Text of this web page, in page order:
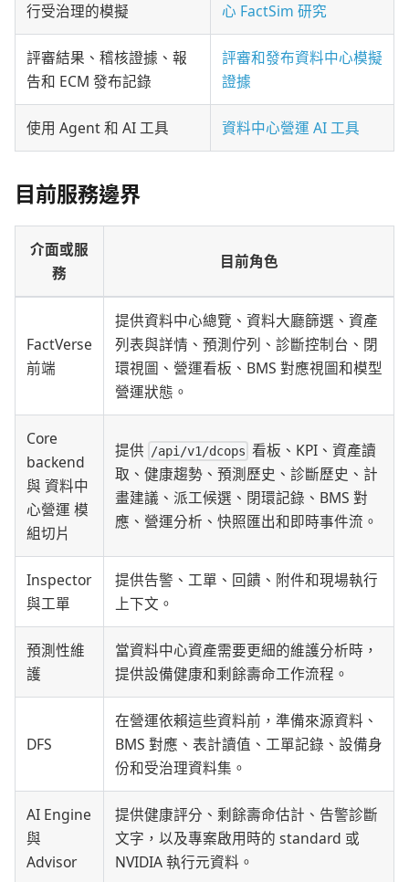
行受治理的模擬
心 FactSim 研究
評審結果、稽核證據、報
告和 ECM 發布記錄
評審和發布資料中心模擬
證據
使用 Agent 和 AI 工具 資料中心營運 AI 工具
目前服務邊界
介面或服
務
目前角色
FactVerse
前端
提供資料中心總覽、資料大廳篩選、資產
列表與詳情、預測佇列、診斷控制台、閉
環視圖、營運看板、BMS 對應視圖和模型
營運狀態。
Core
backend
與 資料中
心營運 模
組切片
提供 /api/v1/dcops 看板、KPI、資產讀
取、健康趨勢、預測歷史、診斷歷史、計
畫建議、派工候選、閉環記錄、BMS 對
應、營運分析、快照匯出和即時事件流。
Inspector
與工單
提供告警、工單、回饋、附件和現場執行
上下文。
預測性維
護
當資料中心資產需要更細的維護分析時，
提供設備健康和剩餘壽命工作流程。
DFS
在營運依賴這些資料前，準備來源資料、
BMS 對應、表計讀值、工單記錄、設備身
份和受治理資料集。
AI Engine
與
Advisor
提供健康評分、剩餘壽命估計、告警診斷
文字，以及專案啟用時的 standard 或
NVIDIA 執行元資料。